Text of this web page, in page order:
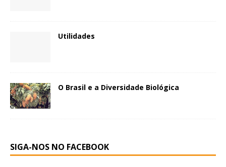
Utilidades
O Brasil e a Diversidade Biológica
SIGA-NOS NO FACEBOOK